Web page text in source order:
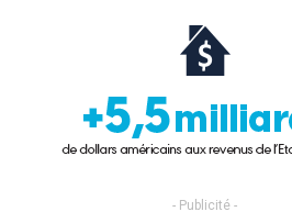
- Publicité -